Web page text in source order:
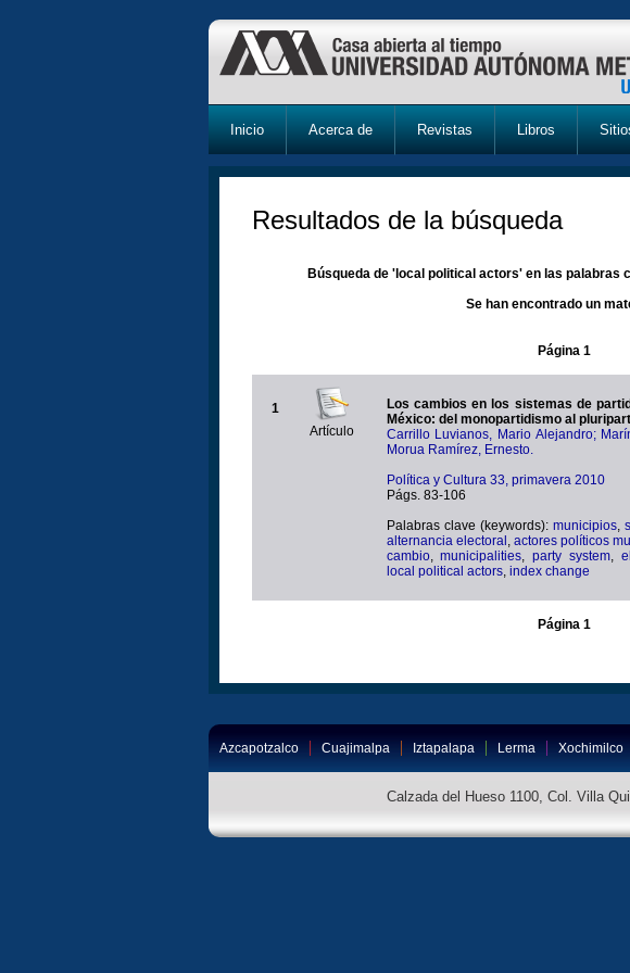
Inicio Acerca de Revistas Libros
Resultados de la búsqueda
Búsqueda de 'local political actors' en las palabras
Se han encontrado un
Página 1
1
Artículo
Los cambios en los sistemas de
México: del monopartidismo al
Carrillo Luvianos, Mario Alejandro;
Morua Ramírez, Ernesto.
Política y Cultura 33, primavera 2010
Págs. 83-106
Palabras clave (keywords): municipios
alternancia electoral actores políticos
cambio
municipalities party system
local political actors index change
Página 1
Azcapotzalco Cuajimalpa Iztapalapa Lerma Xochimilco
Calzada del Hueso 1100, Col. Villa